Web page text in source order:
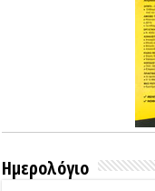
Ημερολόγιο